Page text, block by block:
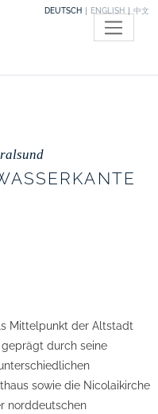
DEUTSCH ENGLISH 中文
Mittelpunkt der Altstadt
durch seine
sowie die Nicolaikirche
norddeutschen